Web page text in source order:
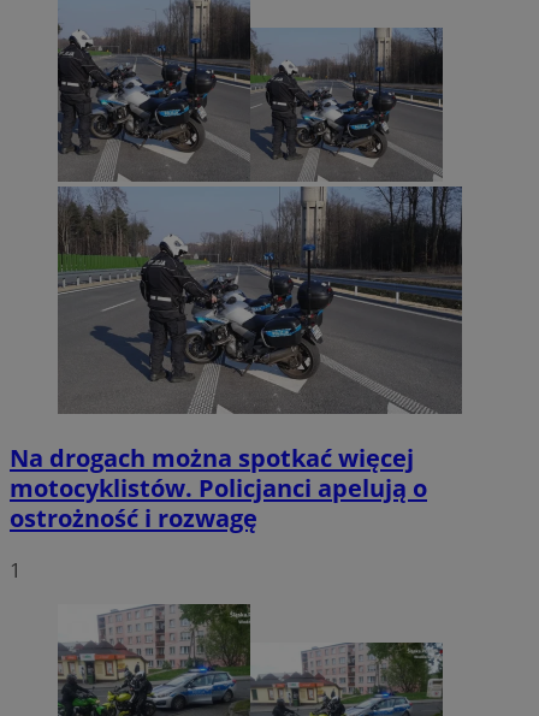
Na drogach można spotkać więcej
motocyklistów. Policjanci apelują o
ostrożność i rozwagę
1